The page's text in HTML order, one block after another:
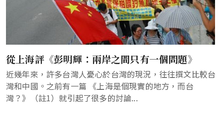
從上海評《彭明輝：兩岸之間只有一個問題》
近幾年來，許多台灣人憂心於台灣的現況，往往撰文比較台
灣和中國。之前有一篇 《上海是個現實的地方，而台
灣？》（註1）就引起了很多的討論...